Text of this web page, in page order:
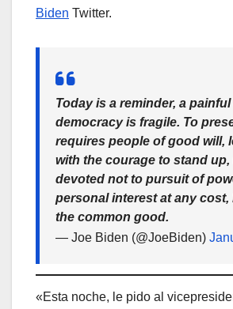
Biden Twitter.
Today is a reminder, a
democracy is fragile. To
requires people of good will,
with the courage to stand up,
devoted not to pursuit of
personal interest at any cost,
the common good.
— Joe Biden (@JoeBiden)
«Esta noche, le pido al